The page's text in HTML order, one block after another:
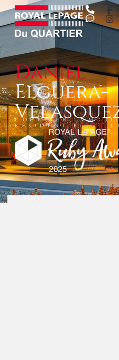
Daniel
Elguera-
COURTIER
RÉSIDENTIELET